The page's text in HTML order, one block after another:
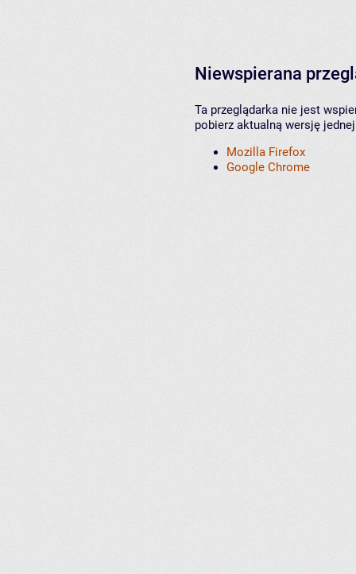
Niewspierana
Ta przeglądarka nie jest
pobierz aktualną wersję
Mozilla Firefox
Google Chrome